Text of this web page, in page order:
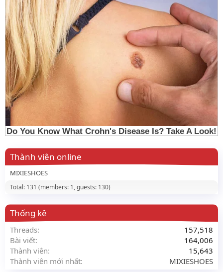
Thành viên online
MIXIESHOES
Total: 131 (members: 1, guests: 130)
Thống kê
Threads
157,518
Bài viết
164,006
Thành viên
15,643
Thành viên mới nhất
MIXIESHOES